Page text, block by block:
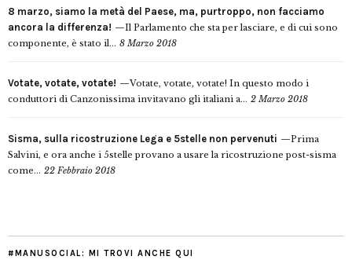
8 marzo, siamo la metà del Paese, ma, purtroppo, non facciamo
ancora la differenza!
Il Parlamento che sta per lasciare, e di cui sono
componente, è stato il... 8 Marzo 2018
Votate, votate, votate!
Votate, votate, votate! In questo modo i
conduttori di Canzonissima invitavano gli italiani a... 2 Marzo 2018
Sisma, sulla ricostruzione Lega e 5stelle non pervenuti
Prima
Salvini, e ora anche i 5stelle provano a usare la ricostruzione post-sisma
come... 22 Febbraio 2018
#MANUSOCIAL: MI TROVI ANCHE QUI